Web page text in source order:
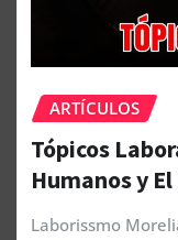
ARTÍCULOS
Tópicos
Humanos y
Laborissmo